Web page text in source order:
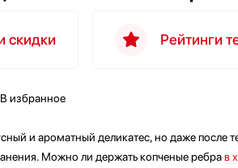
скидки Рейтинги
В избранное
и ароматный деликатес, но даже после
Можно ли держать копченые ребрав